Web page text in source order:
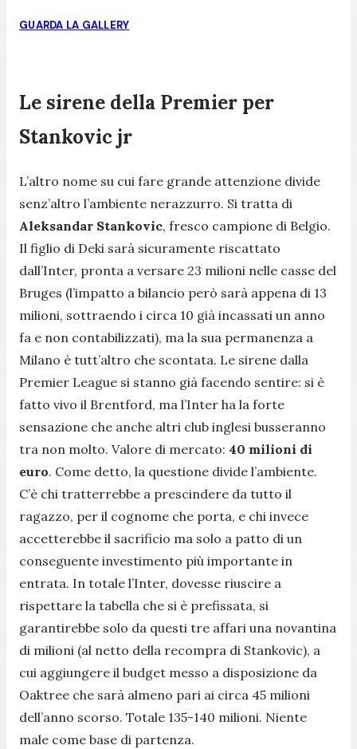
GUARDA LA GALLERY
Le sirene della Premier per
Stankovic jr
L’altro nome su cui fare grande attenzione divide
senz’altro l’ambiente nerazzurro. Si tratta di
Aleksandar Stankovic, fresco campione di Belgio.
Il figlio di Deki sarà sicuramente riscattato
dall’Inter, pronta a versare 23 milioni nelle casse del
Bruges (l’impatto a bilancio però sarà appena di 13
milioni, sottraendo i circa 10 già incassati un anno
fa e non contabilizzati), ma la sua permanenza a
Milano è tutt’altro che scontata. Le sirene dalla
Premier League si stanno già facendo sentire: si è
fatto vivo il Brentford, ma l’Inter ha la forte
sensazione che anche altri club inglesi busseranno
tra non molto. Valore di mercato: 40 milioni di
euro. Come detto, la questione divide l’ambiente.
C’è chi tratterrebbe a prescindere da tutto il
ragazzo, per il cognome che porta, e chi invece
accetterebbe il sacrificio ma solo a patto di un
conseguente investimento più importante in
entrata. In totale l’Inter, dovesse riuscire a
rispettare la tabella che si è prefissata, si
garantirebbe solo da questi tre affari una novantina
di milioni (al netto della recompra di Stankovic), a
cui aggiungere il budget messo a disposizione da
Oaktree che sarà almeno pari ai circa 45 milioni
dell’anno scorso. Totale 135-140 milioni. Niente
male come base di partenza.